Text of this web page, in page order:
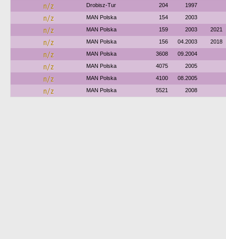
n/z Drobisz-Tur 204 1997
n/z MAN Polska 154 2003
n/z MAN Polska 159 2003 2021
n/z MAN Polska 156 04.2003 2018
n/z MAN Polska 3608 09.2004
n/z MAN Polska 4075 2005
n/z MAN Polska 4100 08.2005
n/z MAN Polska 5521 2008